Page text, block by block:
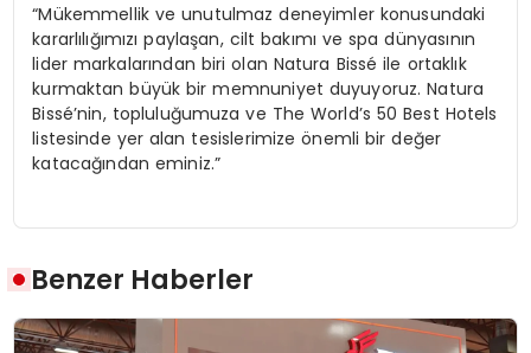
“Mükemmellik ve unutulmaz deneyimler konusundaki
kararlılığımızı paylaşan, cilt bakımı ve spa dünyasının
lider markalarından biri olan Natura Bissé ile ortaklık
kurmaktan büyük bir memnuniyet duyuyoruz. Natura
Bissé’nin, topluluğumuza ve The World’s 50 Best Hotels
listesinde yer alan tesislerimize önemli bir değer
katacağından eminiz.”
Benzer Haberler